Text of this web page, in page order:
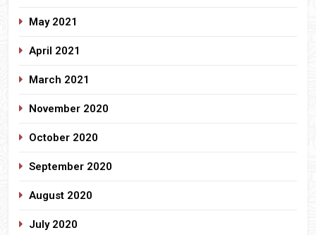
May 2021
April 2021
March 2021
November 2020
October 2020
September 2020
August 2020
July 2020